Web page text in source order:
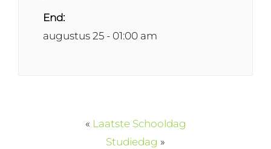
End:
augustus 25 - 01:00 am
« Laatste Schooldag
Studiedag »